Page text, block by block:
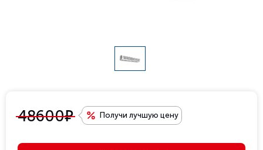
48600е Получи лучшую цену